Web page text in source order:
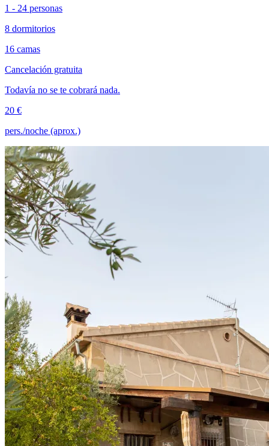
1 - 24 personas
8 dormitorios
16 camas
Cancelación gratuita
Todavía no se te cobrará nada.
20 €
pers./noche (aprox.)